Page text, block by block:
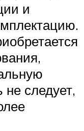
и
следует,